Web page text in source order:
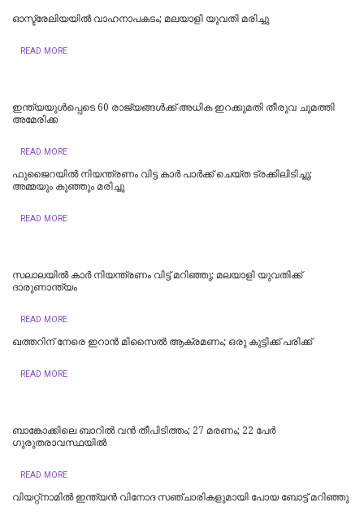
ഓസ്ട്രേലിയയിൽ വാഹനാപകടം; മലയാളി യുവതി മരിച്ചു
READ MORE
ഇന്ത്യയുള്‍പ്പെടെ 60 രാജ്യങ്ങള്‍ക്ക് അധിക ഇറക്കുമതി തീരുവ ചുമത്തി
അമേരിക്ക
READ MORE
ഫുജൈറയില്‍ നിയന്ത്രണം വിട്ട കാര്‍ പാര്‍ക്ക് ചെയ്ത ട്രക്കിലിടിച്ചു;
അമ്മയും കുഞ്ഞും മരിച്ചു
READ MORE
സലാലയില്‍ കാർ നിയന്ത്രണം വിട്ട് മറിഞ്ഞു; മലയാളി യുവതിക്ക്
ദാരുണാന്ത്യം
READ MORE
ഖത്തറിന് നേരെ ഇറാൻ മിസൈൽ ആക്രമണം; ഒരു കുട്ടിക്ക് പരിക്ക്
READ MORE
ബാങ്കോക്കിലെ ബാറിൽ വൻ തീപിടിത്തം; 27 മരണം; 22 പേർ
ഗുരുതരാവസ്ഥയിൽ
READ MORE
വിയറ്റ്‌നാമില്‍ ഇന്ത്യന്‍ വിനോദ സഞ്ചാരികളുമായി പോയ ബോട്ട് മറിഞ്ഞു